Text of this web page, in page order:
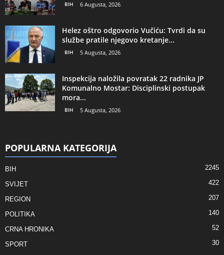
BIH 6 Augusta, 2026
Helez oštro odgovorio Vučiću: Tvrdi da su
službe pratile njegovo kretanje...
BIH 5 Augusta, 2026
Inspekcija naložila povratak 22 radnika JP
Komunalno Mostar: Disciplinski postupak
mora...
BIH 5 Augusta, 2026
POPULARNA KATEGORIJA
BIH 2245
SVIJET 422
REGION 207
POLITIKA 140
CRNA HRONIKA 52
SPORT 30